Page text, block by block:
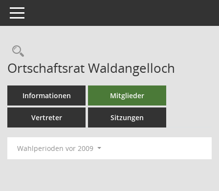
Toggle navigation
Ortschaftsrat Waldangelloch
Informationen Mitglieder
Vertreter Sitzungen
Wahlperioden vor 2009